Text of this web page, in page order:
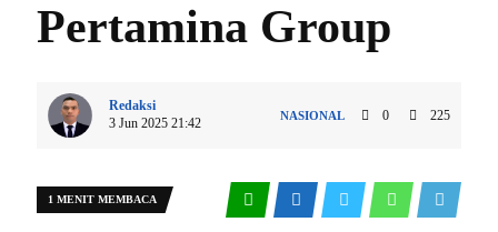
Pertamina Group
Redaksi
3 Jun 2025 21:42
NASIONAL 0 225
1 MENIT MEMBACA